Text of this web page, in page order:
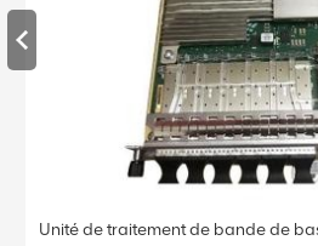
Unité de traitement de bande de